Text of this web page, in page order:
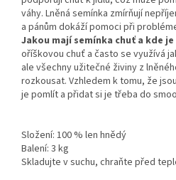
váhy. Lněná semínka zmírňují
a pánům dokáží pomoci při
Jakou mají semínka chuť a kde
oříškovou chuť a často se využívá
ale všechny užitečné živiny z
rozkousat. Vzhledem k tomu, že
je pomlít a přidat si je třeba do
Složení: 100 % len hnědý
Balení: 3 kg
Skladujte v suchu, chraňte před